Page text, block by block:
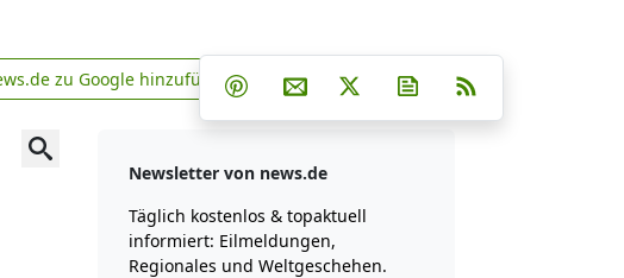
news.de zu Google hinzufügen
zu Google hinzufügen Teilen auf Facebook
Teilen auf Whatsapp
Teilen auf Telegram
Teilen auf Pinterest
Per E-Mail teilen
Post auf XNewsletter
Newsletter von news.de
Täglich kostenlos & topaktuell
informiert: Eilmeldungen,
Regionales und Weltgeschehen.